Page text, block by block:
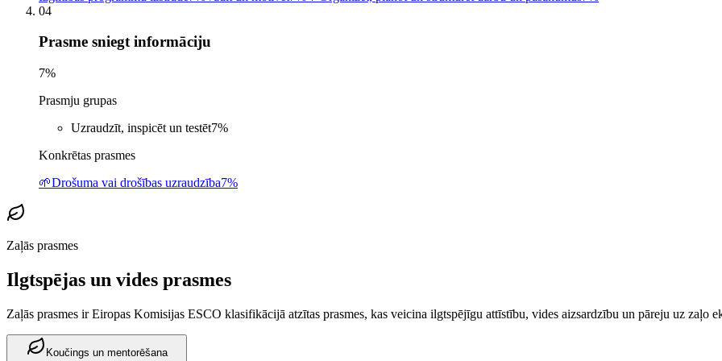
04
Prasme sniegt informāciju
7%
Prasmju grupas
Uzraudzīt, inspicēt un testēt7%
Konkrētas prasmes
🌱Drošuma vai drošības uzraudzība7%
Zaļās prasmes
Ilgtspējas un vides prasmes
Zaļās prasmes ir Eiropas Komisijas ESCO klasifikācijā atzītas prasmes, kas veicina ilgtspējīgu attīstību, vides aizsardzību un pāreju uz zaļo
Koučings un mentorēšana